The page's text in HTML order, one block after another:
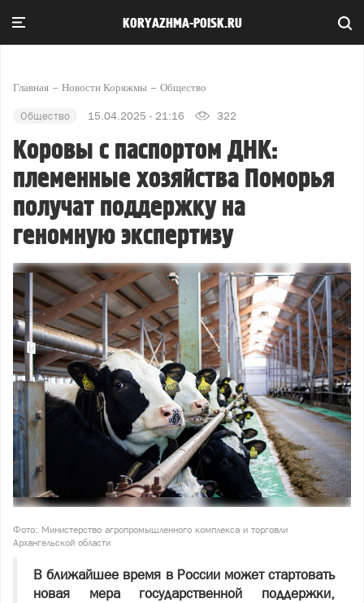
KORYAZHMA-POISK.RU
Главная Новости Коряжмы Общество
Общество 15.04.2025 - 21:16 322
Коровы с паспортом ДНК:
племенные хозяйства Поморья
получат поддержку на
геномную экспертизу
Фото: Министерство агропромышленного комплекса и торговли
Архангельской области
В ближайшее время в России может стартовать
новая мера государственной поддержки,